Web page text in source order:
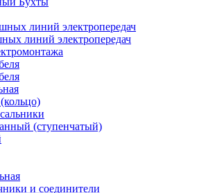
линий электропередач
линий электропередач
(ступенчатый)
и соединители